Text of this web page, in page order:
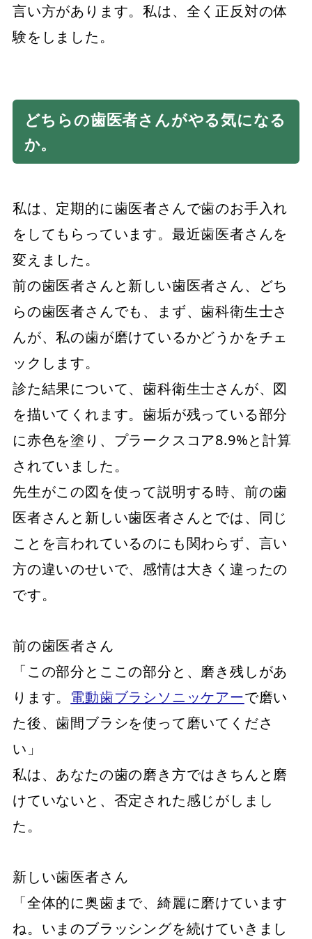
言い方があります。私は、全く正反対の体
験をしました。
どちらの歯医者さんがやる気になる
か。
私は、定期的に歯医者さんで歯のお手入れ
をしてもらっています。最近歯医者さんを
変えました。
前の歯医者さんと新しい歯医者さん、どち
らの歯医者さんでも、まず、歯科衛生士さ
んが、私の歯が磨けているかどうかをチェ
ックします。
診た結果について、歯科衛生士さんが、図
を描いてくれます。歯垢が残っている部分
に赤色を塗り、プラークスコア8.9%と計算
されていました。
先生がこの図を使って説明する時、前の歯
医者さんと新しい歯医者さんとでは、同じ
ことを言われているのにも関わらず、言い
方の違いのせいで、感情は大きく違ったの
です。
前の歯医者さん
「この部分とここの部分と、磨き残しがあ
ります。 電動歯ブラシソニッケアーで磨い
た後、歯間ブラシを使って磨いてくださ
い」
私は、あなたの歯の磨き方ではきちんと磨
けていないと、否定された感じがしまし
た。
新しい歯医者さん
「全体的に奥歯まで、綺麗に磨けています
ね。いまのブラッシングを続けていきまし